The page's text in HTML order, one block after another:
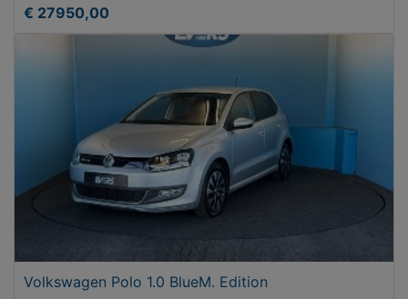
€ 27950,00
Volkswagen Polo 1.0 BlueM. Edition